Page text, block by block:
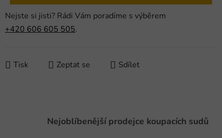
Nejste si jisti? Rádi Vám poradíme s výběrem
+420 606 605 505.
Tisk Zeptat se Sdílet
Nejoblíbenější prodejce koupacích sudů